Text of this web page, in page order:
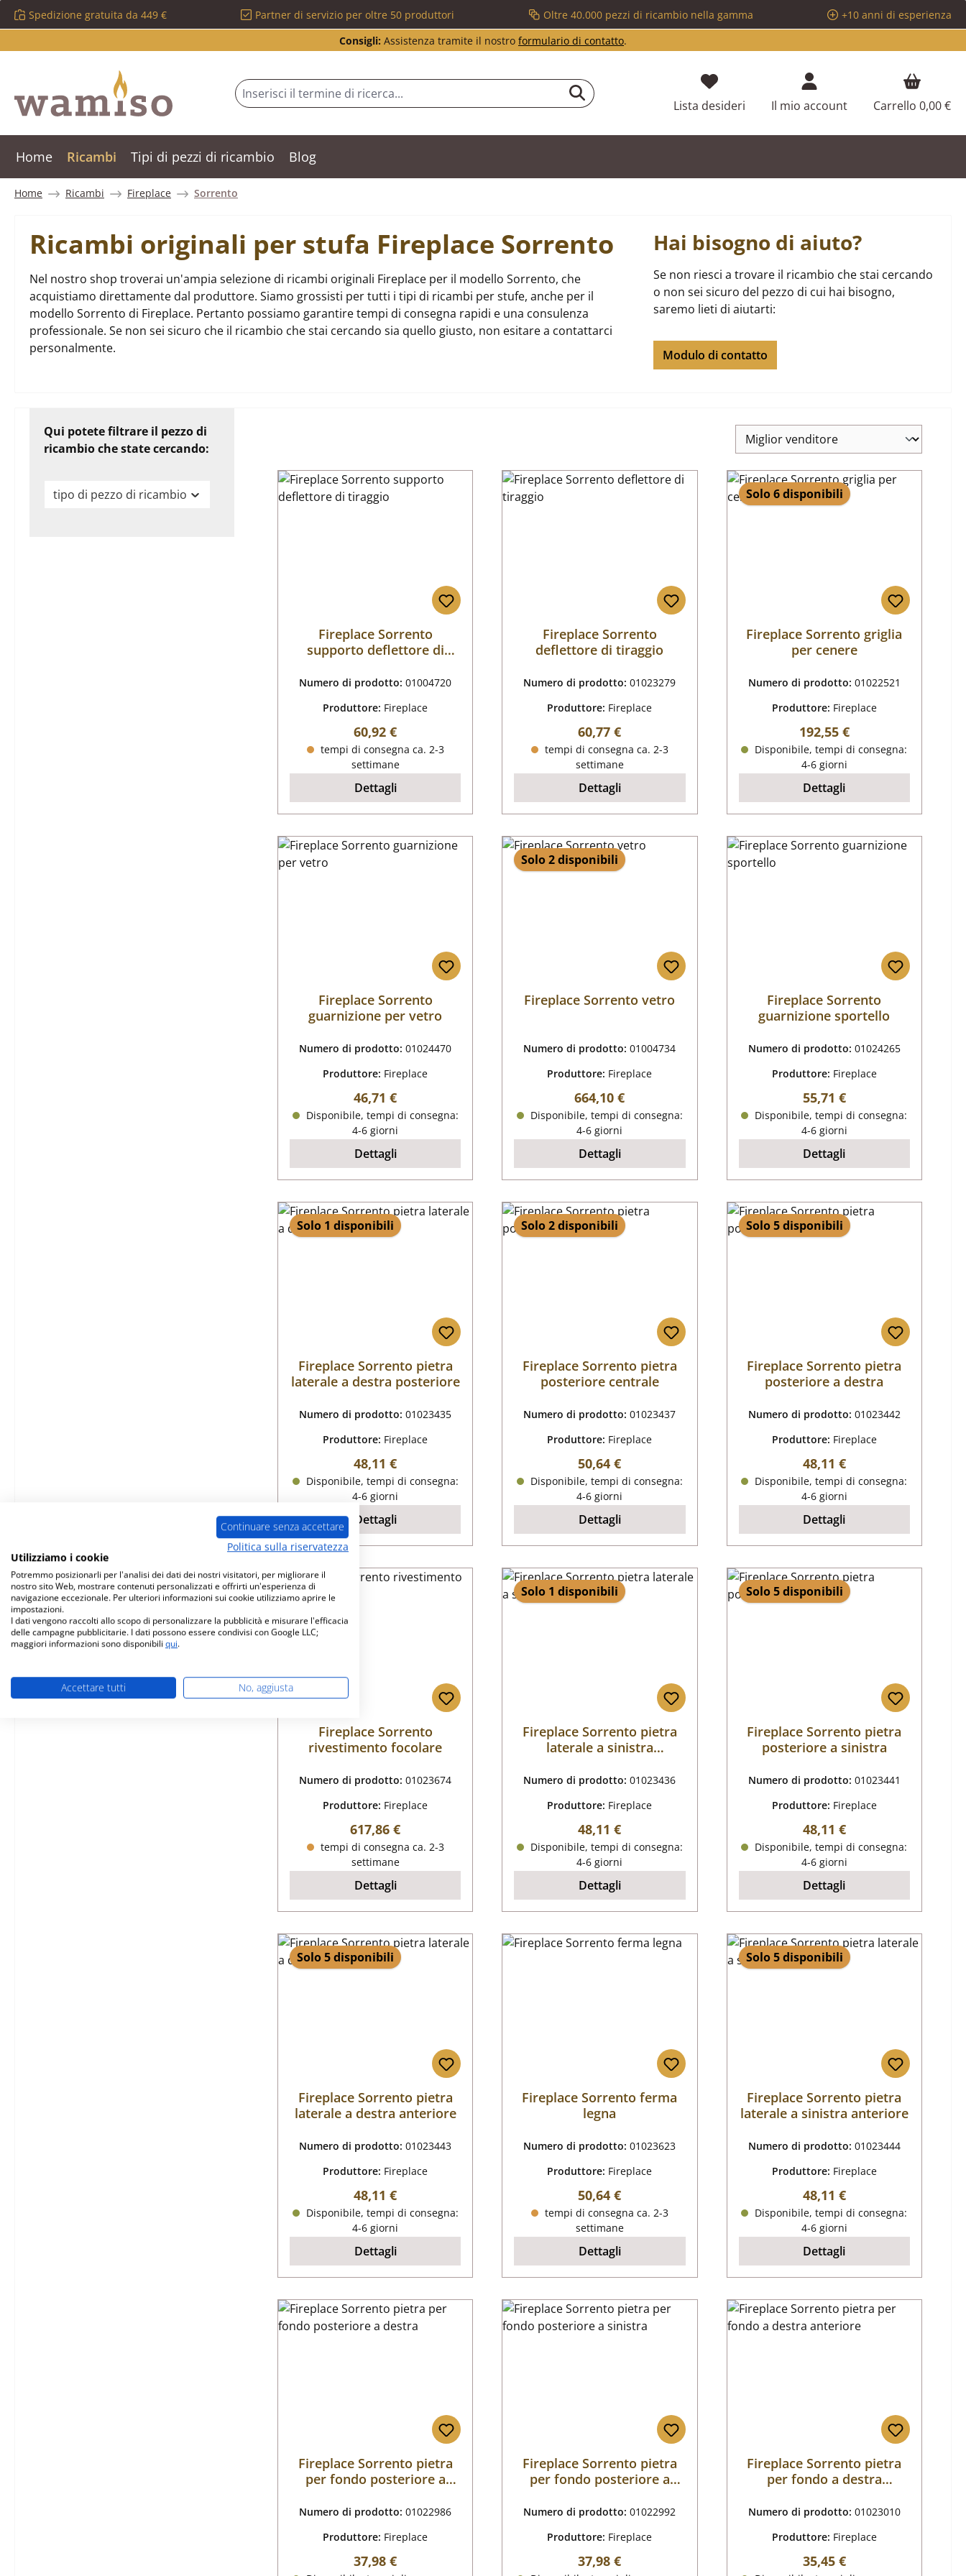
al contenuto principale
Salta alla ricerca
Passa alla navigazione principale
Spedizione gratuita da 449 € Partner di servizio per oltre 50 produttori Oltre 40.000 pezzi di ricambio nella gamma
+10 anni di esperienza
Consigli: Assistenza tramite il nostro formulario di contatto.
Lista desideri Hai 0 articoli nella lista dei desideri
Il mio account Carrello 0,00 €
Home Ricambi Tipi di pezzi di ricambio Blog
Home Ricambi Fireplace Sorrento
Ricambi originali per stufa Fireplace Sorrento
Nel nostro shop troverai un'ampia selezione di ricambi originali Fireplace per il modello Sorrento, che
acquistiamo direttamente dal produttore. Siamo grossisti per tutti i tipi di ricambi per stufe, anche per il
modello Sorrento di Fireplace. Pertanto possiamo garantire tempi di consegna rapidi e una consulenza
professionale. Se non sei sicuro che il ricambio che stai cercando sia quello giusto, non esitare a contattarci
personalmente.
Hai bisogno di aiuto?
Se non riesci a trovare il ricambio che stai cercando
o non sei sicuro del pezzo di cui hai bisogno,
saremo lieti di aiutarti:
Modulo di contatto
Qui potete filtrare il pezzo di
ricambio che state cercando:
tipo di pezzo di ricambio
Fireplace Sorrento
supporto deflettore di
Numero di prodotto:01004720
Produttore: Fireplace
Prezzo normale:
60,92 €
tempi di consegna ca. 2-3
settimane
Dettagli
Fireplace Sorrento
deflettore di tiraggio
Numero di prodotto:01023279
Produttore: Fireplace
Prezzo normale:
60,77 €
tempi di consegna ca. 2-3
settimane
Dettagli
Solo 6 disponibili
Fireplace Sorrento griglia
per cenere
Numero di prodotto: 01022521
Produttore: Fireplace
Prezzo normale:
192,55 €
Disponibile, tempi di consegna:
4-6 giorni
Dettagli
Fireplace Sorrento
guarnizione per vetro
Numero di prodotto:01024470
Produttore: Fireplace
Prezzo normale:
46,71 €
Disponibile, tempi di consegna:
4-6 giorni
Dettagli
Solo 2 disponibili
Fireplace Sorrento vetro
Numero di prodotto:01004734
Produttore: Fireplace
Prezzo normale:
664,10 €
Disponibile, tempi di consegna:
4-6 giorni
Dettagli
Fireplace Sorrento
guarnizione sportello
Numero di prodotto: 01024265
Produttore: Fireplace
Prezzo normale:
55,71 €
Disponibile, tempi di consegna:
4-6 giorni
Dettagli
Solo 1 disponibili
Fireplace Sorrento pietra
laterale a destra posteriore
Numero di prodotto:01023435
Produttore: Fireplace
Prezzo normale:
48,11 €
Disponibile, tempi di consegna:
4-6 giorni
Dettagli
Solo 2 disponibili
Fireplace Sorrento pietra
posteriore centrale
Numero di prodotto:01023437
Produttore: Fireplace
Prezzo normale:
50,64 €
Disponibile, tempi di consegna:
4-6 giorni
Dettagli
Solo 5 disponibili
Fireplace Sorrento pietra
posteriore a destra
Numero di prodotto: 01023442
Produttore: Fireplace
Prezzo normale:
48,11 €
Disponibile, tempi di consegna:
4-6 giorni
Dettagli
Fireplace Sorrento
rivestimento focolare
Numero di prodotto:01023674
Produttore: Fireplace
Prezzo normale:
617,86 €
tempi di consegna ca. 2-3
settimane
Dettagli
Solo 1 disponibili
Fireplace Sorrento pietra
laterale a sinistra
Numero di prodotto:01023436
Produttore: Fireplace
Prezzo normale:
48,11 €
Disponibile, tempi di consegna:
4-6 giorni
Dettagli
Solo 5 disponibili
Fireplace Sorrento pietra
posteriore a sinistra
Numero di prodotto: 01023441
Produttore: Fireplace
Prezzo normale:
48,11 €
Disponibile, tempi di consegna:
4-6 giorni
Dettagli
Solo 5 disponibili
Fireplace Sorrento pietra
laterale a destra anteriore
Numero di prodotto:01023443
Produttore: Fireplace
Prezzo normale:
48,11 €
Disponibile, tempi di consegna:
4-6 giorni
Dettagli
Fireplace Sorrento ferma
legna
Numero di prodotto:01023623
Produttore: Fireplace
Prezzo normale:
50,64 €
tempi di consegna ca. 2-3
settimane
Dettagli
Solo 5 disponibili
Fireplace Sorrento pietra
laterale a sinistra anteriore
Numero di prodotto: 01023444
Produttore: Fireplace
Prezzo normale:
48,11 €
Disponibile, tempi di consegna:
4-6 giorni
Dettagli
Fireplace Sorrento pietra
per fondo posteriore a
Numero di prodotto:01022986
Produttore: Fireplace
Prezzo normale:
37,98 €
Fireplace Sorrento pietra
per fondo posteriore a
Numero di prodotto:01022992
Produttore: Fireplace
Prezzo normale:
37,98 €
Fireplace Sorrento pietra
per fondo a destra
Numero di prodotto: 01023010
Produttore: Fireplace
Prezzo normale:
35,45 €
Continuare senza accettare
Politica sulla riservatezza
Utilizziamo i cookie
Potremmo posizionarli per l'analisi dei dati dei nostri visitatori, per migliorare il
nostro sito Web, mostrare contenuti personalizzati e offrirti un'esperienza di
navigazione eccezionale. Per ulteriori informazioni sui cookie utilizziamo aprire le
impostazioni.
I dati vengono raccolti allo scopo di personalizzare la pubblicità e misurare l'efficacia
delle campagne pubblicitarie. I dati possono essere condivisi con Google LLC;
maggiori informazioni sono disponibili qui.
Accettare tutti No, aggiusta